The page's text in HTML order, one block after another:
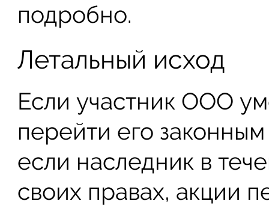
подробно.
Летальный исход
Если участник ООО
перейти его
если наследник в
своих правах, акции